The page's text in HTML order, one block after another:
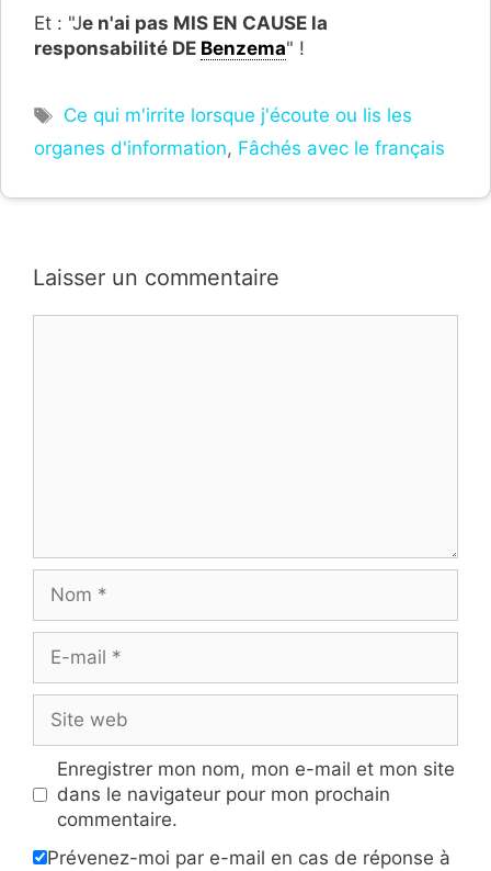
Et : "Je n'ai pas MIS EN CAUSE la
responsabilité DE Benzema" !
Étiquettes
Ce qui m'irrite lorsque j'écoute ou lis les
organes d'information, Fâchés avec le français
Laisser un commentaire
mail
web
Enregistrer mon nom, mon e-mail et mon site
dans le navigateur pour mon prochain
commentaire.
Prévenez-moi par e-mail en cas de réponse à